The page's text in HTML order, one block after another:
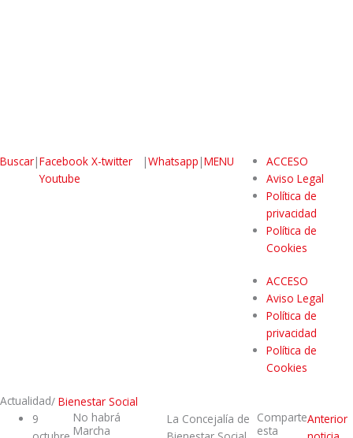
Buscar|Facebook X-twitter
Youtube
|Whatsapp |MENU
ACCESO
Aviso Legal
Política de
privacidad
Política de
Cookies
ACCESO
Aviso Legal
Política de
privacidad
Política de
Cookies
Actualidad/ Bienestar Social
9
No habrá
Marcha
La Concejalía de Comparte
esta
Anterior